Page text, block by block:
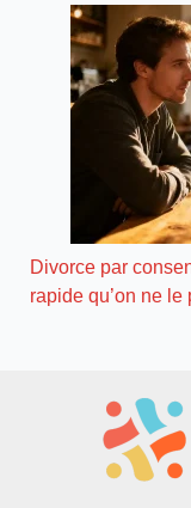
Divorce par
rapide qu’on ne le